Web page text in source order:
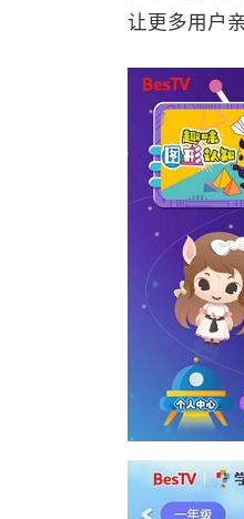
让更多用户